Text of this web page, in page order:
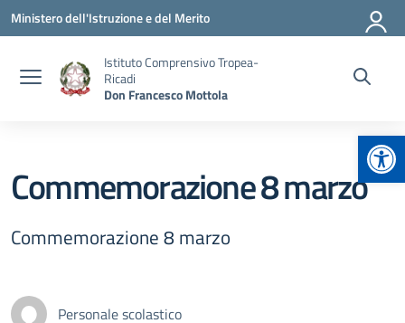
Vai ai contenuti
Vai al menu di navigazione
Vai al footer
Ministero dell'Istruzione e del Merito
Istituto Comprensivo Tropea-
Ricadi
Don Francesco Mottola
Commemorazione 8 marzo
Commemorazione 8 marzo
Personale scolastico